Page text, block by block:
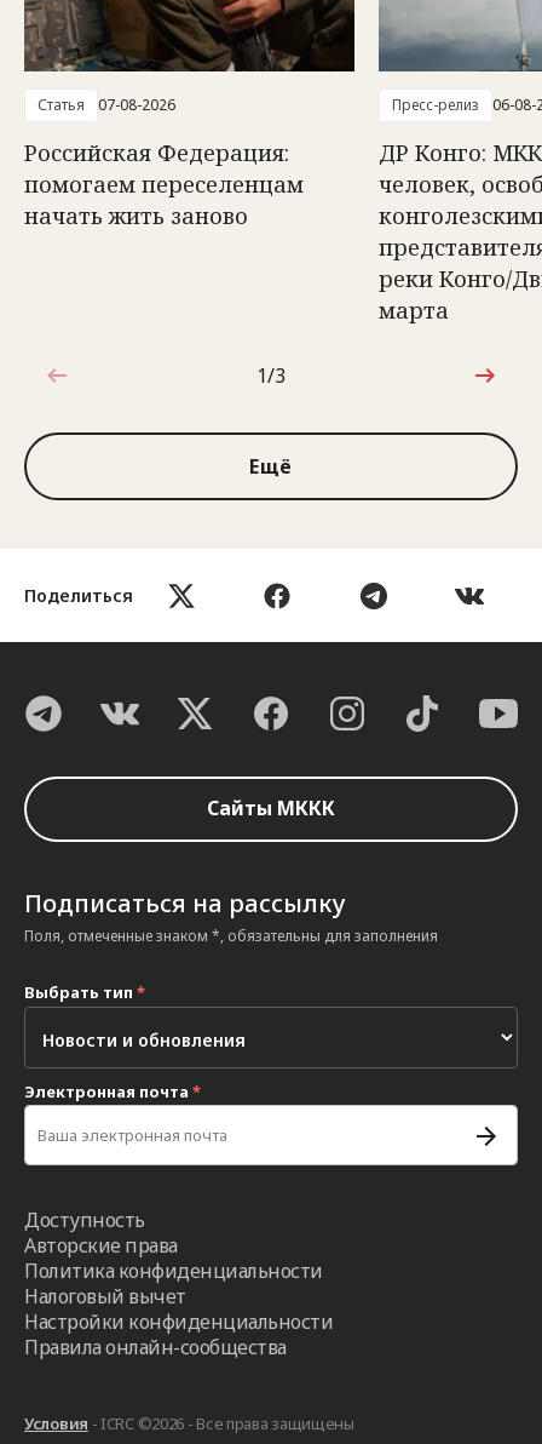
Поделиться
Статья 07-08-2026
Российская Федерация:
помогаем переселенцам
начать жить заново
Пресс-релиз 06-08-
ДР Конго:
человек,
реки Конго/
марта
1 из 3
1/3
Ещё
Сайты МККК
Подписаться на рассылку
Поля, отмеченные знаком *, обязательны для заполнения
Выбрать тип *
Электронная почта *
Доступность
Авторские права
Политика конфиденциальности
Налоговый вычет
Настройки конфиденциальности
Правила онлайн-сообщества
Условия - ICRC ©2026 - Все права защищены